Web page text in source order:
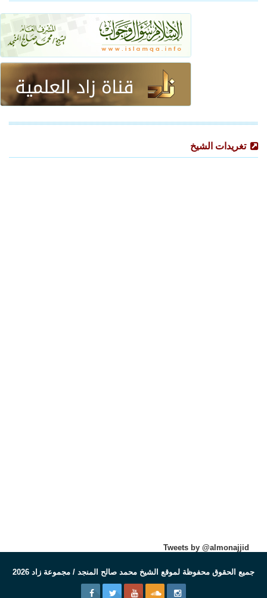
تغريدات الشيخ
Tweets by @almonajjid
جميع الحقوق محفوظة لموقع الشيخ محمد صالح المنجد / مجموعة زاد 2026